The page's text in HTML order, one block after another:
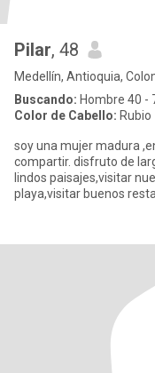
Pilar, 48
Medellín, Antioquia,
Buscando: Hombre 40 -
Color de Cabello: Rubio
soy una mujer madura
compartir. disfruto de
lindos paisajes,visitar
playa,visitar buenos